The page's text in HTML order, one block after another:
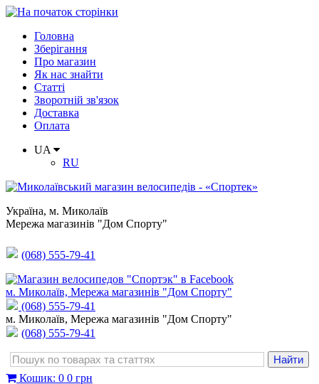
Головна
Зберігання
Про магазин
Як нас знайти
Статті
Зворотній зв'язок
Доставка
Оплата
UA
RU
Україна, м. Миколаїв
Мережа магазинів "Дом Спорту"
(068) 555-79-41
м. Миколаїв, Мережа магазинів "Дом Спорту"
(068) 555-79-41
м. Миколаїв, Мережа магазинів "Дом Спорту"
(068) 555-79-41
Кошик: 0 0 грн